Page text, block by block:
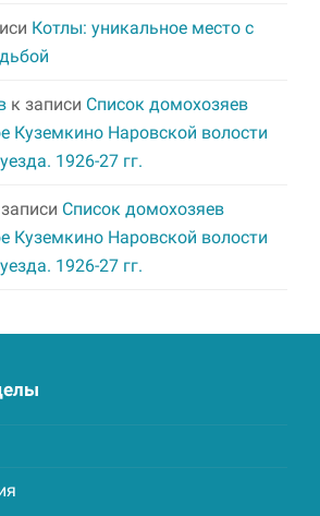
Котлы: уникальное место с
к записи Список домохозяев
Куземкино Наровской волости
1926-27 гг.
Список домохозяев
Куземкино Наровской волости
1926-27 гг.